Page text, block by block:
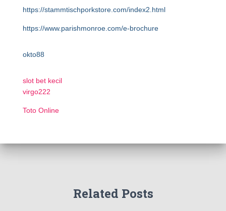
https://stammtischporkstore.com/index2.html
https://www.parishmonroe.com/e-brochure
okto88
slot bet kecil
virgo222
Toto Online
Related Posts